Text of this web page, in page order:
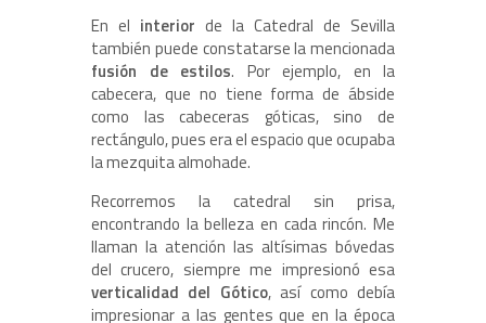
En el interior de la Catedral de Sevilla
también puede constatarse la mencionada
fusión de estilos. Por ejemplo, en la
cabecera, que no tiene forma de ábside
como las cabeceras góticas, sino de
rectángulo, pues era el espacio que ocupaba
la mezquita almohade.
Recorremos la catedral sin prisa,
encontrando la belleza en cada rincón. Me
llaman la atención las altísimas bóvedas
del crucero, siempre me impresionó esa
verticalidad del Gótico, así como debía
impresionar a las gentes que en la época